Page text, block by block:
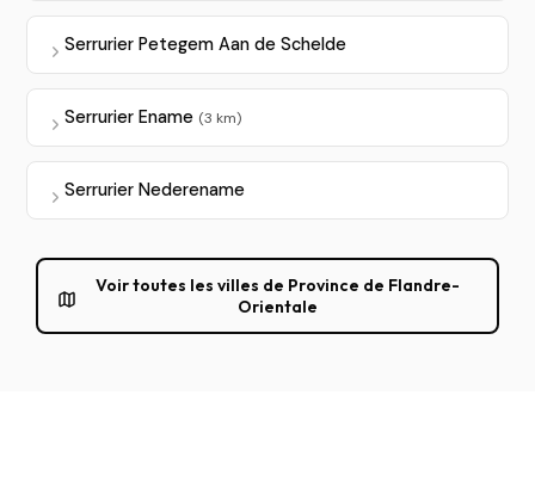
Serrurier Petegem Aan de Schelde
Serrurier Ename (3 km)
Serrurier Nederename
Voir toutes les villes de Province de Flandre-
Orientale